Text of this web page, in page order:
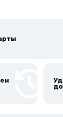
новичкам, так и